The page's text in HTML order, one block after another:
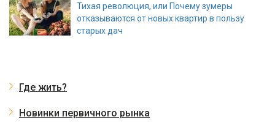
Тихая революция, или Почему зумеры
отказываются от новых квартир в пользу
старых дач
Где жить?
Новинки первичного рынка